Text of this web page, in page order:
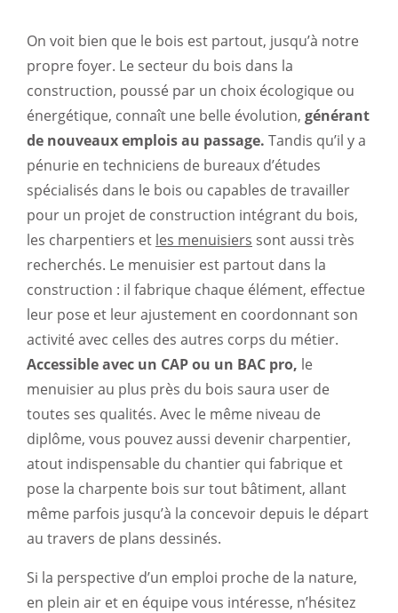
On voit bien que le bois est partout, jusqu’à notre
propre foyer. Le secteur du bois dans la
construction, poussé par un choix écologique ou
énergétique, connaît une belle évolution, générant
de nouveaux emplois au passage. Tandis qu’il y a
pénurie en techniciens de bureaux d’études
spécialisés dans le bois ou capables de travailler
pour un projet de construction intégrant du bois,
les charpentiers et les menuisiers sont aussi très
recherchés. Le menuisier est partout dans la
construction : il fabrique chaque élément, effectue
leur pose et leur ajustement en coordonnant son
activité avec celles des autres corps du métier.
Accessible avec un CAP ou un BAC pro, le
menuisier au plus près du bois saura user de
toutes ses qualités. Avec le même niveau de
diplôme, vous pouvez aussi devenir charpentier,
atout indispensable du chantier qui fabrique et
pose la charpente bois sur tout bâtiment, allant
même parfois jusqu’à la concevoir depuis le départ
au travers de plans dessinés.
Si la perspective d’un emploi proche de la nature,
en plein air et en équipe vous intéresse, n’hésitez